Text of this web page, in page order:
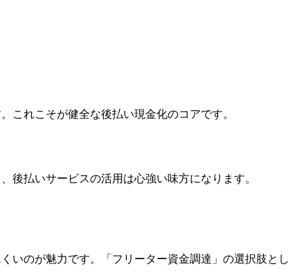
これこそが健全な後払い現金化のコアです。
後払いサービスの活用は心強い味方になります。
いのが魅力です。「フリーター資金調達」の選択肢とし